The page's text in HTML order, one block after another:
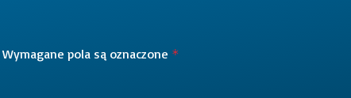
Wymagane pola są oznaczone *